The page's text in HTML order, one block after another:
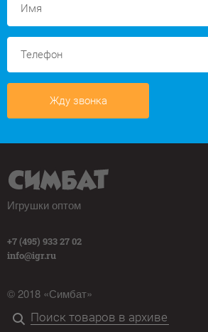
Жду звонка
Игрушки оптом
+7 (495) 933 27 02
info@igr.ru
© 2018 «Симбат»